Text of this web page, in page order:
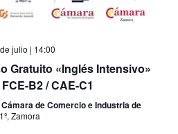
julio | 14:00
Gratuito «Inglés Intensivo»
B2 / CAE-C1
de Comercio e Industria de
Zamora